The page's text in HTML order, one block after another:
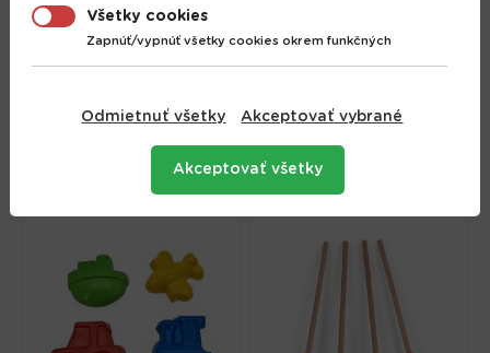
piesku Pes 16cm
piesku zvieratká 4ks
2.67 €
Všetky cookies
Zapnúť/vypnúť všetky cookies okrem funkčných
Odmietnuť všetky Akceptovať vybrané
Akceptovať všetky